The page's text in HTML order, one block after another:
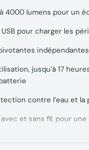
4000 lumens pour un
USB pour charger les
jusqu’à 17
contre l’eau et la
et sans fil, pour